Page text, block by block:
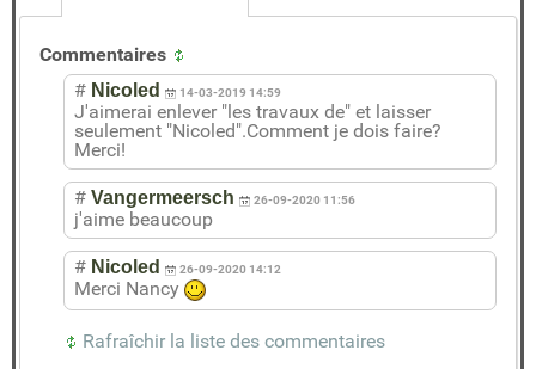
Commentaires
# Nicoled 14-03-2019 14:59
J'aimerai enlever "les travaux de" et laisser
seulement "Nicoled".Comment je dois faire?
Merci!
# Vangermeersch 26-09-2020 11:56
j'aime beaucoup
# Nicoled 26-09-2020 14:12
Merci Nancy
Rafraîchir la liste des commentaires